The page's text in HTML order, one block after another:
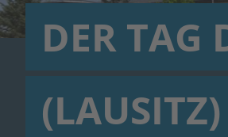
DER TAG